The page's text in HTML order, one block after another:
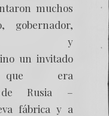
muchos
gobernador,
y
un invitado
que era
Rusia –
fábrica y a